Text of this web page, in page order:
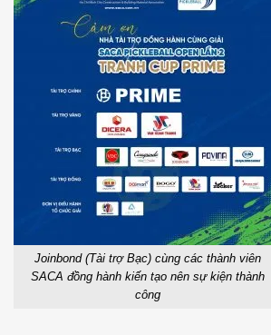
Joinbond (Tài trợ Bạc) cùng các thành viên
SACA đồng hành kiến tạo nên sự kiện thành
công